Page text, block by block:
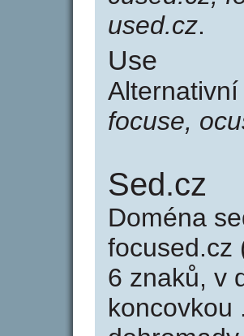
used.cz.
Use
focuse,
Sed.cz
Doména
focused.cz
6 znaků, v
koncovkou